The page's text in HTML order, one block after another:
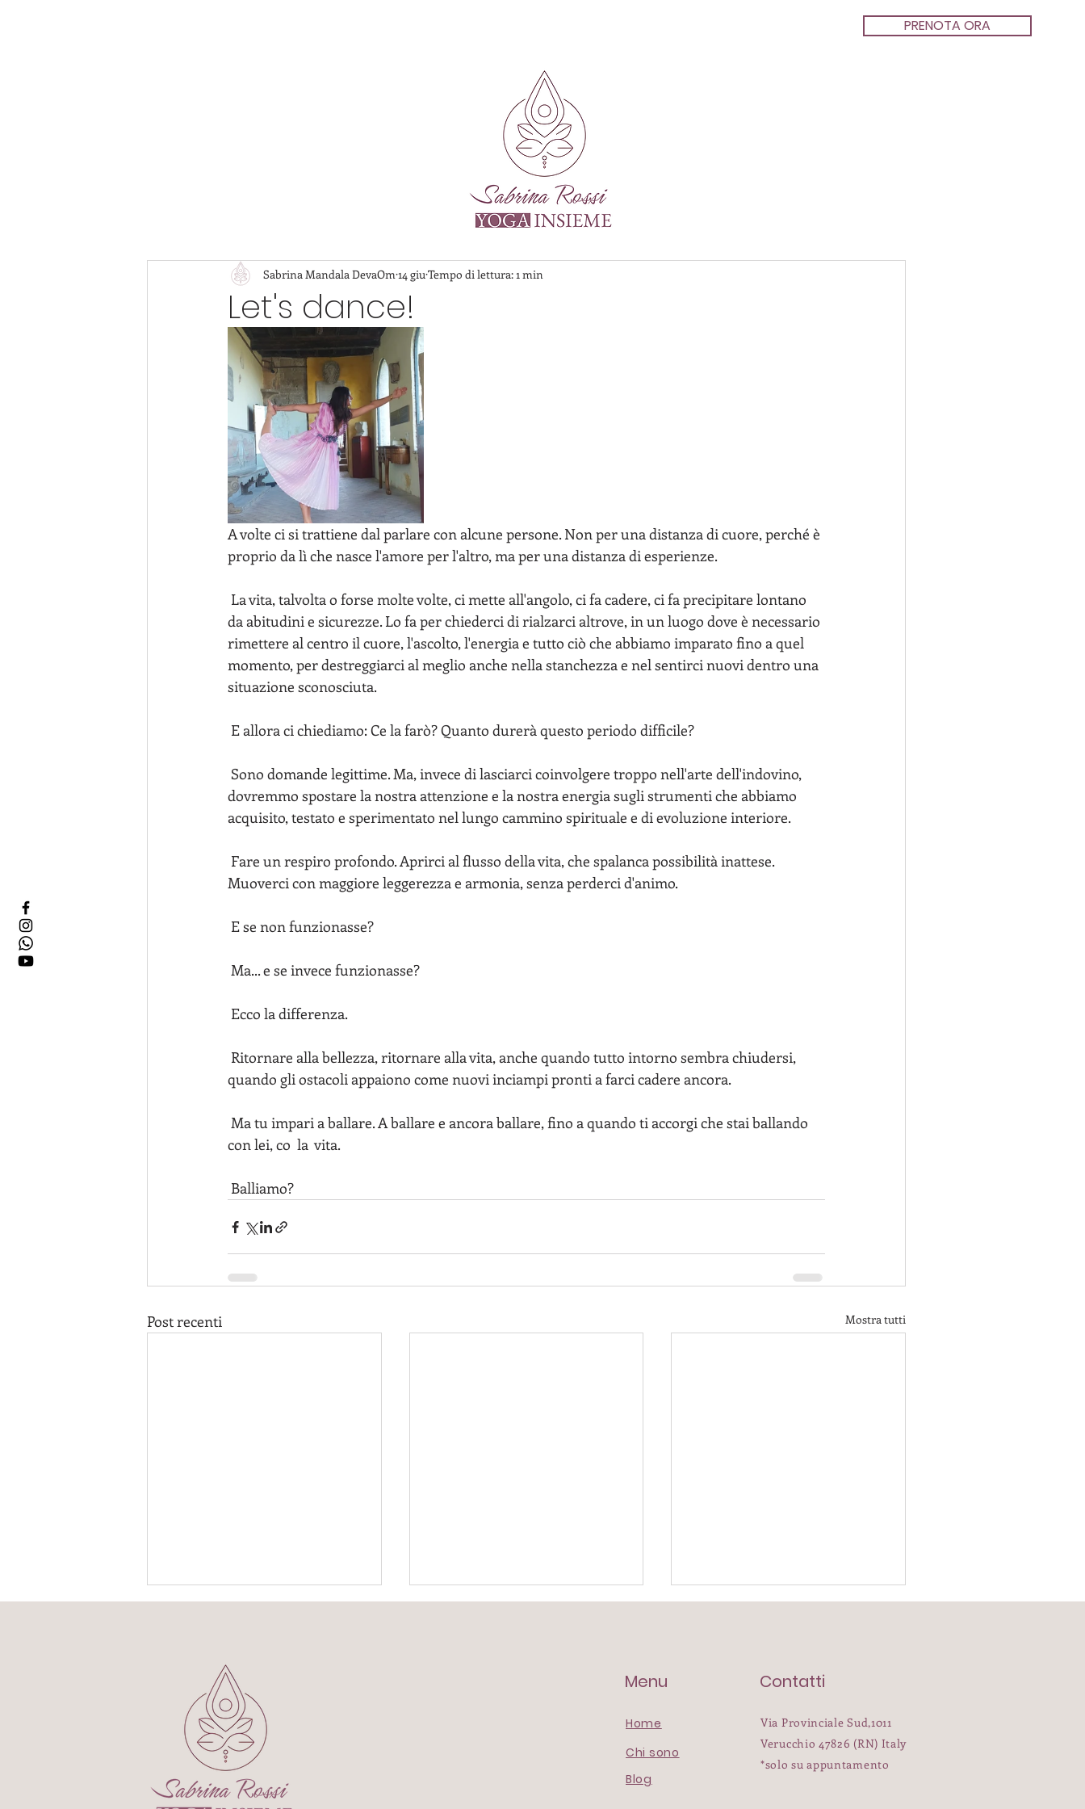
PRENOTA ORA
Let's dance!
Sabrina Mandala DevaOm 14 giu Tempo di lettura: 1 min
A volte ci si trattiene dal parlare con alcune persone. Non per una distanza di cuore, perché è
proprio da lì che nasce l'amore per l'altro, ma per una distanza di esperienze.
da abitudini e sicurezze. Lo fa per chiederci di rialzarci altrove, in un luogo dove è necessario
rimettere al centro il cuore, l'ascolto, l'energia e tutto ciò che abbiamo imparato fino a quel
momento, per destreggiarci al meglio anche nella stanchezza e nel sentirci nuovi dentro una
situazione sconosciuta.
E allora ci chiediamo: Ce la farò? Quanto durerà questo periodo difficile?
dovremmo spostare la nostra attenzione e la nostra energia sugli strumenti che abbiamo
acquisito, testato e sperimentato nel lungo cammino spirituale e di evoluzione interiore.
Muoverci con maggiore leggerezza e armonia, senza perderci d'animo.
E se non funzionasse?
Ma... e se invece funzionasse?
Ecco la differenza.
quando gli ostacoli appaiono come nuovi inciampi pronti a farci cadere ancora.
con lei, co  la  vita.
Balliamo?
Post recenti Mostra tutti
costanza entra nelle mie
giornate. Sono partita da 40
minuti di camminata veloce. Ho
seguito il ritmo, ascoltato il
respiro, lasciato che il corpo si
preparasse alla corsa. S
"Pensavo fosse un calesse
e invece era Amore"
Menu Contatti
Home
Chi sono
Blog
Via Provinciale Sud,1011
Verucchio 47826 (RN) Italy
*solo su appuntamento